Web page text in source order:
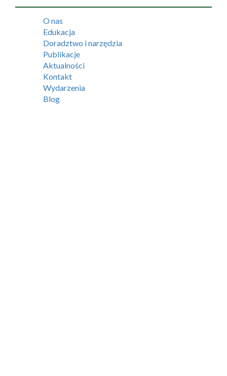
O nas
Edukacja
Doradztwo i narzędzia
Publikacje
Aktualności
Kontakt
Wydarzenia
Blog